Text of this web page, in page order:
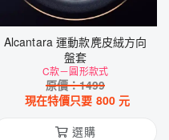
Alcantara 運動款麂皮絨方向
盤套
C款－圓形款式
原價：1499
現在特價只要 800 元
選購